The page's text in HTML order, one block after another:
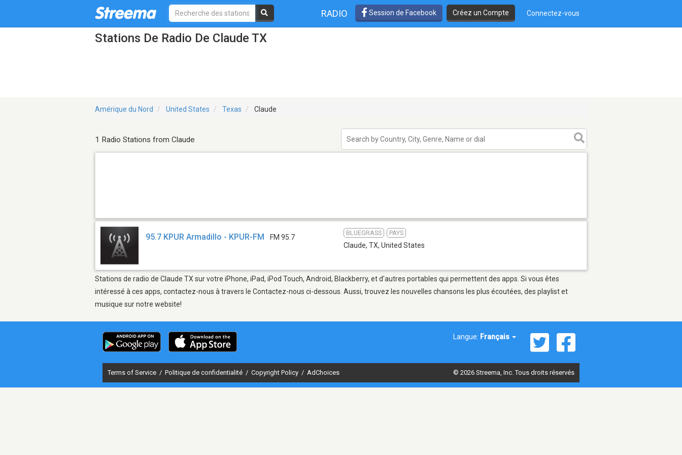
RADIO Session de Facebook Créez un Compte Connectez-vous
Stations De Radio De Claude TX
Amérique du Nord United States Texas Claude
1 Radio Stations from Claude
95.7 KPUR Armadillo - KPUR-FM FM 95.7
BLUEGRASS PAYS
Claude, TX, United States
Stations de radio de Claude TX sur votre iPhone, iPad, iPod Touch, Android, Blackberry, et d'autres portables qui permettent des apps. Si vous êtes
intéressé à ces apps, contactez-nous à travers le Contactez-nous ci-dessous. Aussi, trouvez les nouvelles chansons les plus écoutées, des playlist et
musique sur notre website!
Langue: Français
Terms of Service / Politique de confidentialité / Copyright Policy / AdChoices © 2026 Streema, Inc. Tous droits réservés